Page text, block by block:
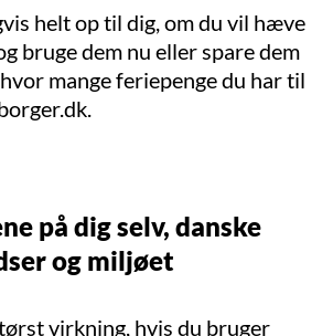
helt op til dig, om du vil hæve
bruge dem nu eller spare dem
mange feriepenge du har til
på dig selv, danske
og miljøet
virkning, hvis du bruger